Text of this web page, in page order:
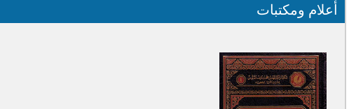
أعلام ومكتبات